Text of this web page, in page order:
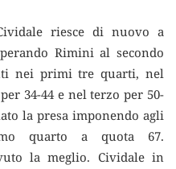
riesce di nuovo a
Rimini al secondo
nei primi tre quarti, nel
34-44 e nel terzo per 50-
la presa imponendo agli
quarto a quota 67.
la meglio. Cividale in